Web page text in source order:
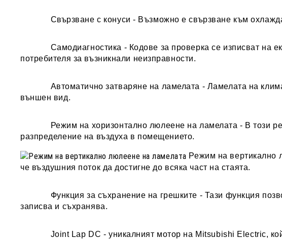
Свързване с конуси - Възможно е свързване към
Самодиагностика - Кодове за проверка се изписват на
потребителя за възникнали неизправности.
Автоматично затваряне на ламелата - Ламелата на
външен вид.
Режим на хоризонтално люлеене на ламелата - В този
разпределение на въздуха в помещението.
Режим на вертикално
че въздушния поток да достигне до всяка част на стаята.
Функция за съхранение на грешките - Тази функция
записва и съхранява.
Joint Lap DC - уникалният мотор на Mitsubishi Electric,